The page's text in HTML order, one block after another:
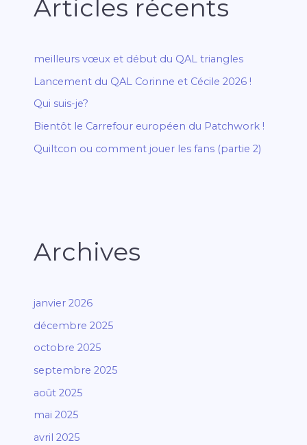
Articles récents
meilleurs vœux et début du QAL triangles
Lancement du QAL Corinne et Cécile 2026 !
Qui suis-je?
Bientôt le Carrefour européen du Patchwork !
Quiltcon ou comment jouer les fans (partie 2)
Archives
janvier 2026
décembre 2025
octobre 2025
septembre 2025
août 2025
mai 2025
avril 2025